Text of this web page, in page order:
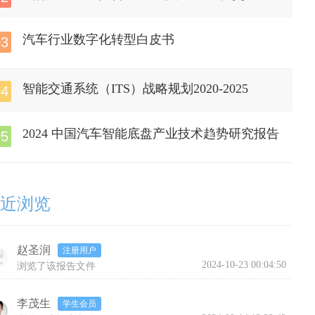
汽车行业数字化转型白皮书
智能交通系统（ITS）战略规划2020-2025
2024 中国汽车智能底盘产业技术趋势研究报告
浏览
赵圣润 注册用户
浏览了该报告文件 2024-10-23 00:04:50
李茂生 学生会员